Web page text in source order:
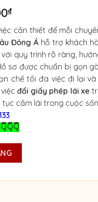
₫Giá
hiện
tại
là:
500.000₫.
cần thiết để mỗi
Đông Á hỗ trợ khách
với quy trình rõ ràng,
sơ được chuẩn bị gọn
chế tối đa việc đi lại và
đổi giấy phép lái xe
cầm lái trong cuộc
TÔ ONLINE Ở AN GIANG số